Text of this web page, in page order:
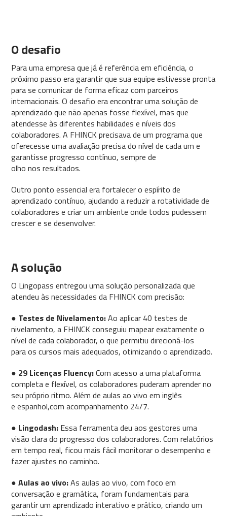
O desafio
Para uma empresa que já é referência em eficiência, o
próximo passo era garantir que sua equipe estivesse pronta
para se comunicar de forma eficaz com parceiros
internacionais. O desafio era encontrar uma solução de
aprendizado que não apenas fosse flexível, mas que
atendesse às diferentes habilidades e níveis dos
colaboradores. A FHINCK precisava de um programa que
oferecesse uma avaliação precisa do nível de cada um e
garantisse progresso contínuo, sempre de
olho nos resultados.
Outro ponto essencial era fortalecer o espírito de
aprendizado contínuo, ajudando a reduzir a rotatividade de
colaboradores e criar um ambiente onde todos pudessem
crescer e se desenvolver.
A solução
O Lingopass entregou uma solução personalizada que
atendeu às necessidades da FHINCK com precisão:
● Testes de Nivelamento:Ao aplicar 40 testes de
nivelamento, a FHINCK conseguiu mapear exatamente o
nível de cada colaborador, o que permitiu direcioná-los
para os cursos mais adequados, otimizando o aprendizado.
● 29 Licenças Fluency:Com acesso a uma plataforma
completa e flexível, os colaboradores puderam aprender no
seu próprio ritmo. Além de aulas ao vivo em inglês
e espanhol,com acompanhamento 24/7.
● Lingodash: Essa ferramenta deu aos gestores uma
visão clara do progresso dos colaboradores. Com relatórios
em tempo real, ficou mais fácil monitorar o desempenho e
fazer ajustes no caminho.
●Aulas ao vivo:As aulas ao vivo, com foco em
conversação e gramática, foram fundamentais para
garantir um aprendizado interativo e prático, criando um